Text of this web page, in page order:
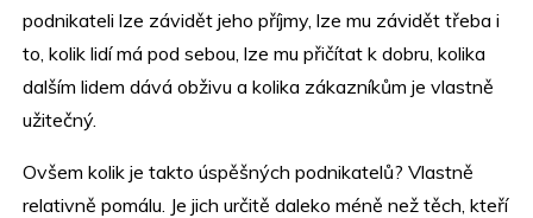
podnikateli lze závidět jeho příjmy, lze mu závidět třeba i
to, kolik lidí má pod sebou, lze mu přičítat k dobru, kolika
dalším lidem dává obživu a kolika zákazníkům je vlastně
užitečný.
Ovšem kolik je takto úspěšných podnikatelů? Vlastně
relativně pomálu. Je jich určitě daleko méně než těch, kteří